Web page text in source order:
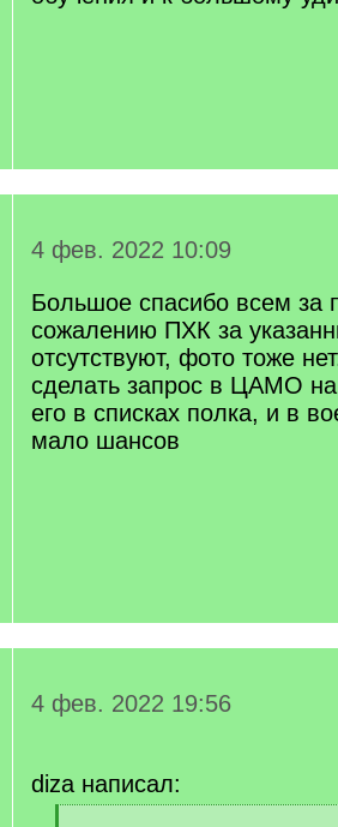
4 фев. 2022 10:09
Большое спасибо всем за
сожалению ПХК за
отсутствуют, фото тоже
сделать запрос в ЦАМО
его в списках полка, и в
мало шансов
4 фев. 2022 19:56
diza написал: